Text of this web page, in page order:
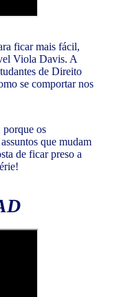
ficar mais fácil,
Viola Davis. A
de Direito
se comportar nos
porque os
que mudam
de ficar preso a